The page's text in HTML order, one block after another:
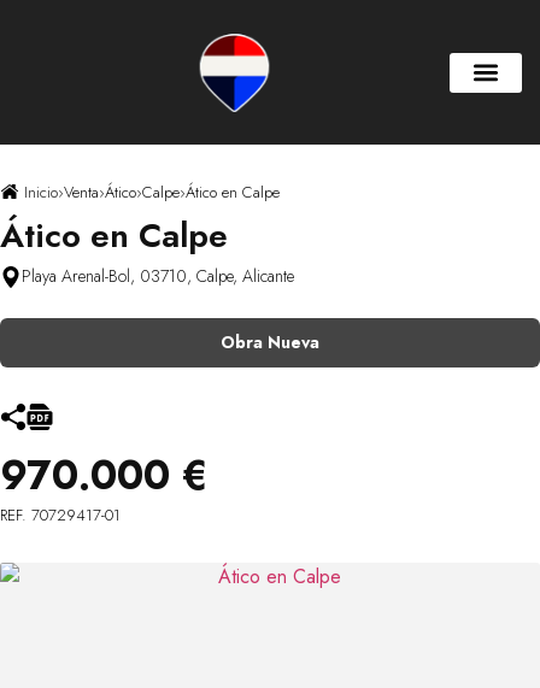
Inicio›Venta›Ático›Calpe›Ático en Calpe
Ático en Calpe
Playa Arenal-Bol, 03710, Calpe, Alicante
Obra Nueva
970.000 €
REF. 70729417-01